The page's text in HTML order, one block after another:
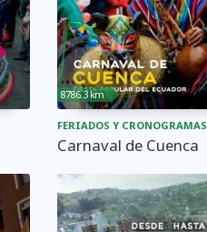
8786.3 km
FERIADOS Y CRONOGRAMAS
Carnaval de Cuenca